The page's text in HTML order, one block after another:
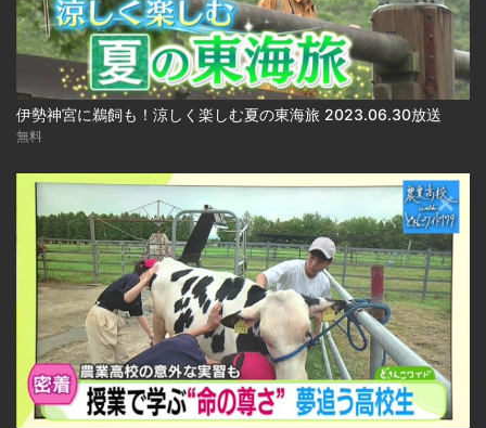
伊勢神宮に鵜飼も！涼しく楽しむ夏の東海旅 2023.06.30放送
無料